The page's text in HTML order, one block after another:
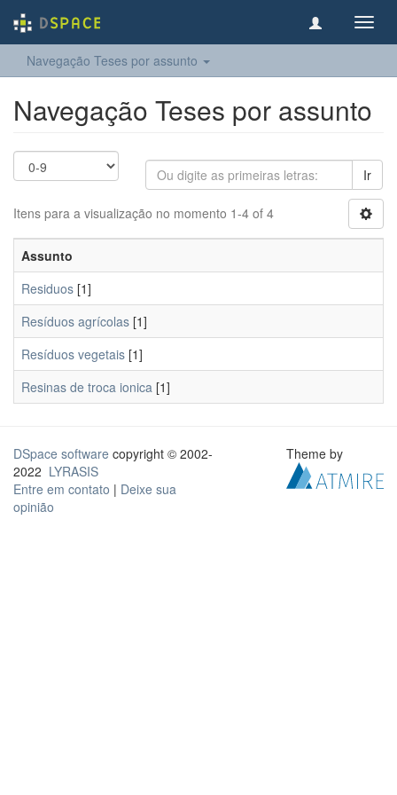
Navegação Teses por assunto
Navegação Teses por assunto
Ir
Itens para a visualização no momento 1-4 of 4
Assunto
Residuos [1]
Resíduos agrícolas [1]
Resíduos vegetais [1]
Resinas de troca ionica [1]
DSpace software copyright © 2002-
2022 LYRASIS
Entre em contato | Deixe sua
opinião
Theme by